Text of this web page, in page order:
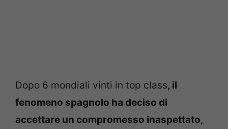
Dopo 6 mondiali vinti in top class, il
fenomeno spagnolo ha deciso di
accettare un compromesso inaspettato,